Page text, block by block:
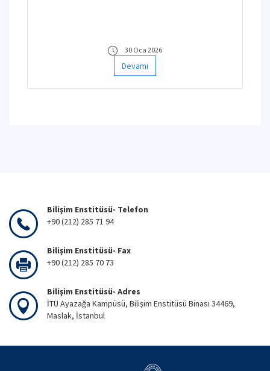
30 Oca 2026
Devamı
Bilişim Enstitüsü- Telefon
+90 (212) 285 71 94
Bilişim Enstitüsü- Fax
+90 (212) 285 70 73
Bilişim Enstitüsü- Adres
İTÜ Ayazağa Kampüsü, Bilişim Enstitüsü Binası 34469,
Maslak, İstanbul